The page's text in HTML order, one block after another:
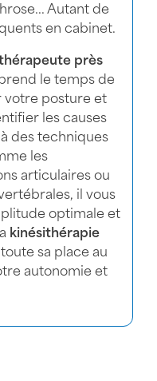
Autant de
en cabinet.
près
le temps de
votre posture et
les causes
des techniques
les
articulaires ou
il vous
optimale et
kinésithérapie
sa place au
autonomie et